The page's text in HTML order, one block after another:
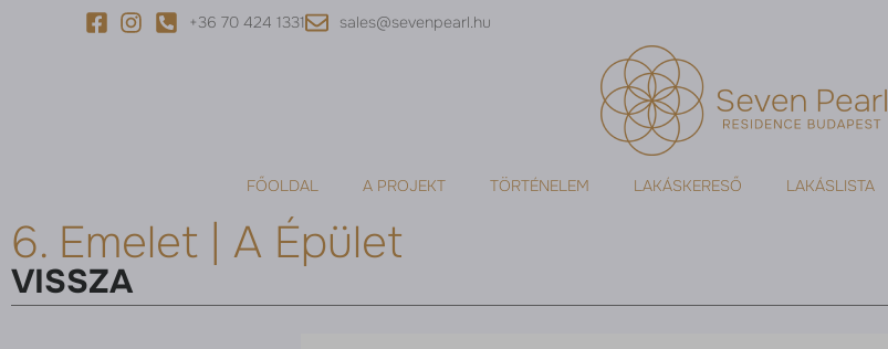
+36 70 424 1331 sales@sevenpearl.hu
FŐOLDAL A PROJEKT TÖRTÉNELEM LAKÁSKERESŐ LAKÁSLISTA
6. Emelet | A Épület
VISSZA